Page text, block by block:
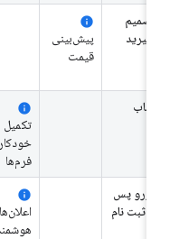
پیش‌بینی
قیمت
تکمیل
خودکار
فرم‌ها
رزرو پس
از ثبت نام
اعلان‌های
هوشمند